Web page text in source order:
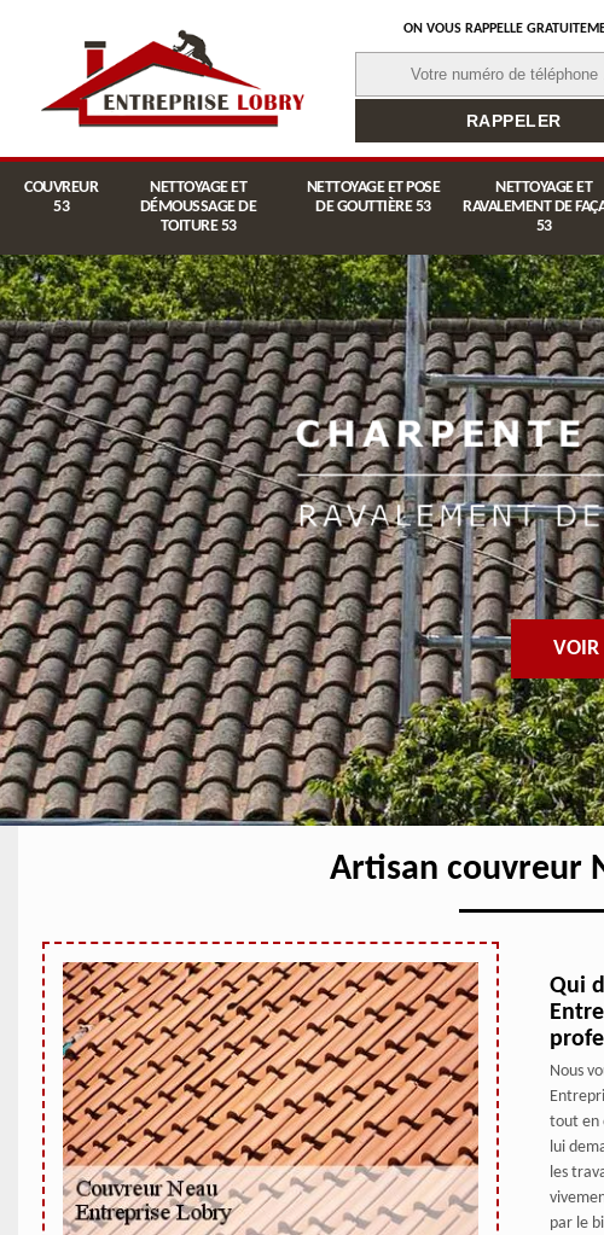
ON VOUS RAPPELLE
COUVREUR
53
NETTOYAGE ET
DÉMOUSSAGE DE
TOITURE 53
NETTOYAGE ET POSE
DE GOUTTIÈRE 53
NETTOYAGE ET
RAVALEMENT DE
53
VOIR
Artisan couvreur
Qui
Nous
tout en
lui
les
par le